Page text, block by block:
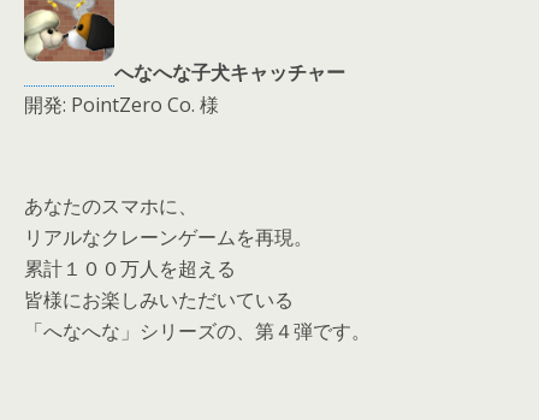
へなへな子犬キャッチャー
開発: PointZero Co. 様
あなたのスマホに、
リアルなクレーンゲームを再現。
累計１００万人を超える
皆様にお楽しみいただいている
「へなへな」シリーズの、第４弾です。